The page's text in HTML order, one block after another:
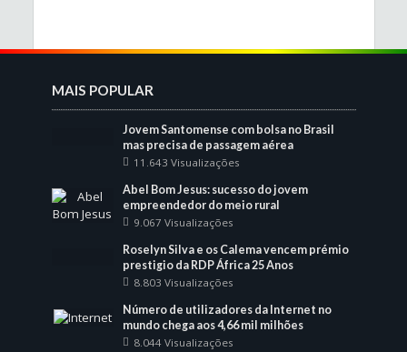
MAIS POPULAR
Jovem Santomense com bolsa no Brasil
mas precisa de passagem aérea
11.643 Visualizações
Abel Bom Jesus: sucesso do jovem
empreendedor do meio rural
9.067 Visualizações
Roselyn Silva e os Calema vencem prémio
prestigio da RDP África 25 Anos
8.803 Visualizações
Número de utilizadores da Internet no
mundo chega aos 4,66 mil milhões
8.044 Visualizações